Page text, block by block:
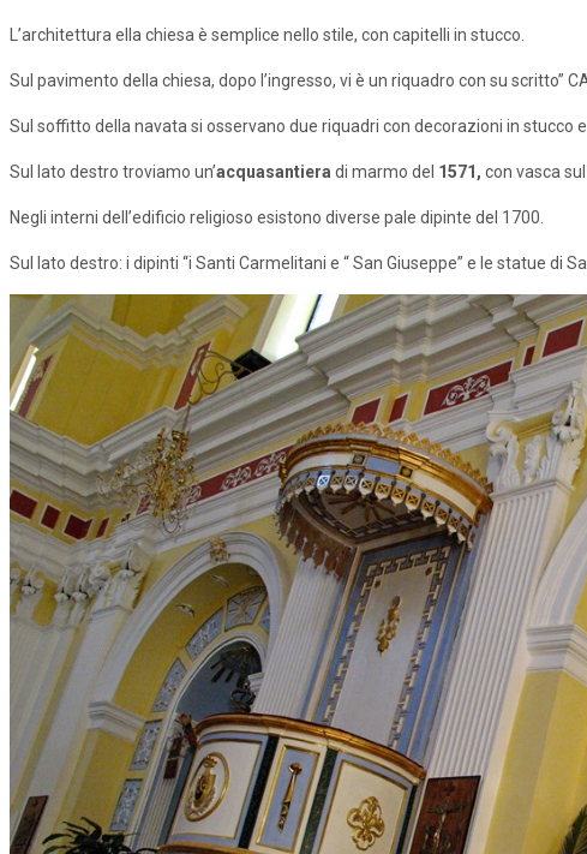
L’architettura ella chiesa è semplice nello stile, con capitelli in stucco.
Sul pavimento della chiesa, dopo l’ingresso, vi è un riquadro con su scritto”
Sul soffitto della navata si osservano due riquadri con decorazioni in stucco
Sul lato destro troviamo un’acquasantiera di marmo del 1571, con vasca
Negli interni dell’edificio religioso esistono diverse pale dipinte del 1700.
Sul lato destro: i dipinti “i Santi Carmelitani e “ San Giuseppe” e le statue di